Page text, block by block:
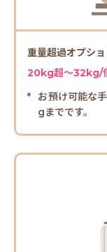
重量超過オプシ
20kg超～32kg/
お預け可能な
gまでです。